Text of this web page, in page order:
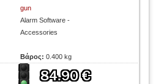
gun
Alarm Software -
Accessories
Βάρος:0.400 kg